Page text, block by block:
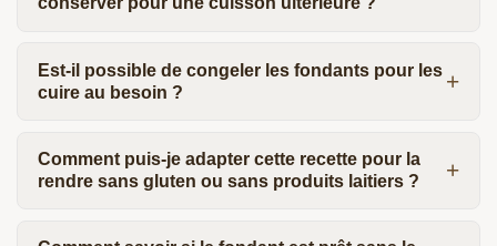
Est-il possible de congeler les fondants pour les
cuire au besoin ?
Comment puis-je adapter cette recette pour la
rendre sans gluten ou sans produits laitiers ?